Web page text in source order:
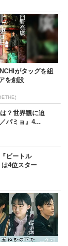
がタッグを組
を創設
？世界観に迫
パミョ』4...
ビートル
4位スター